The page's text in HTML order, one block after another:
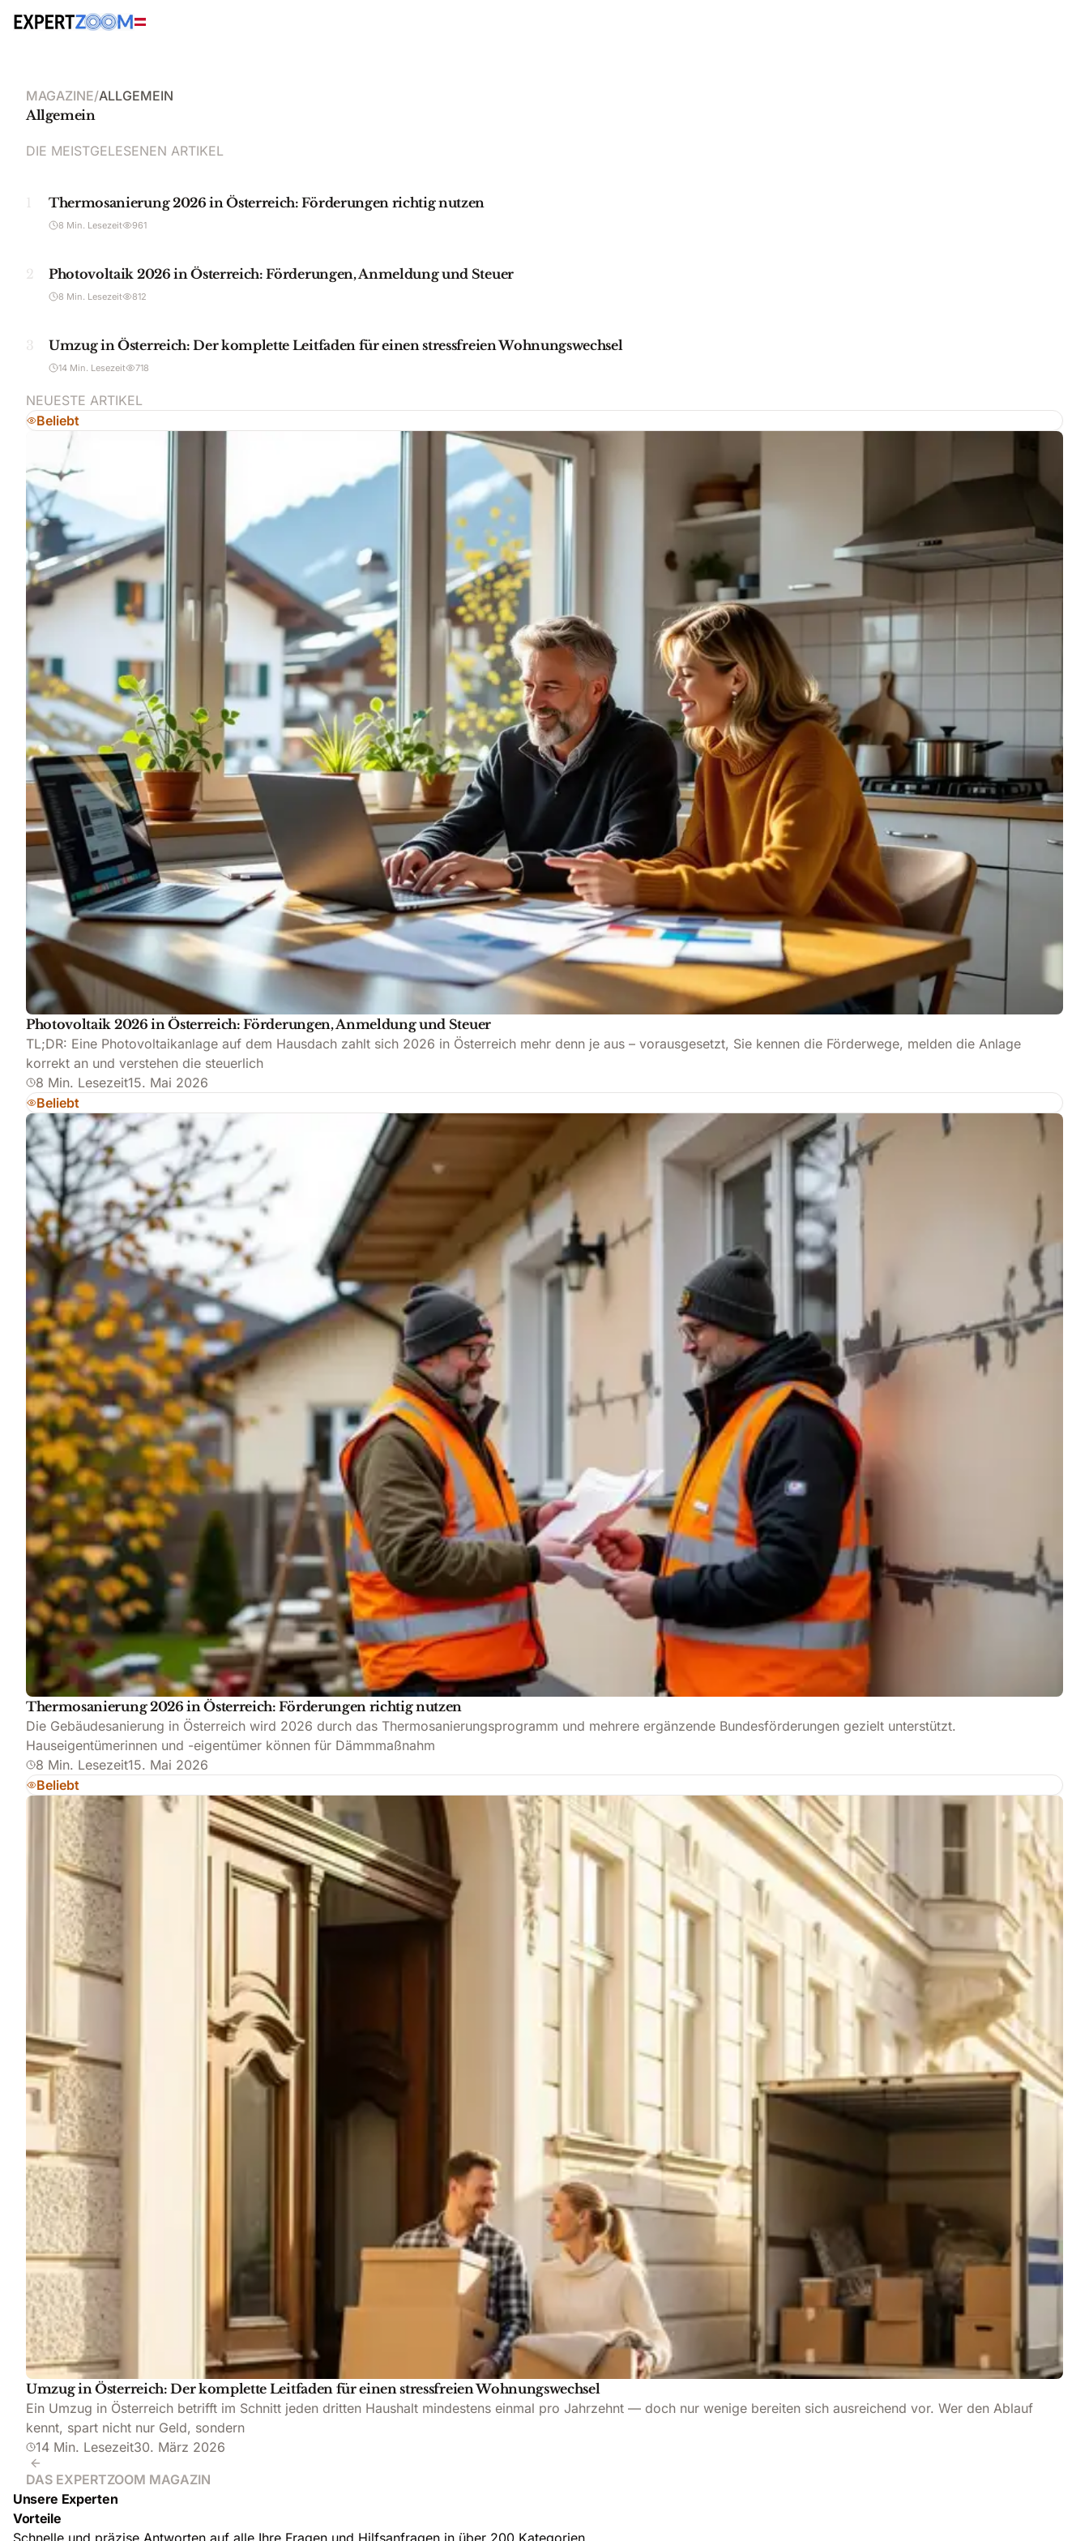
MAGAZINE/ALLGEMEIN
Allgemein
DIE MEISTGELESENEN ARTIKEL
1 Thermosanierung 2026 in Österreich: Förderungen richtig nutzen
8 Min. Lesezeit 961
2 Photovoltaik 2026 in Österreich: Förderungen, Anmeldung und Steuer
8 Min. Lesezeit 812
3 Umzug in Österreich: Der komplette Leitfaden für einen stressfreien Wohnungswechsel
14 Min. Lesezeit 718
NEUESTE ARTIKEL
Beliebt
Photovoltaik 2026 in Österreich: Förderungen, Anmeldung und Steuer
TL;DR: Eine Photovoltaikanlage auf dem Hausdach zahlt sich 2026 in Österreich mehr denn je aus – vorausgesetzt, Sie kennen die Förderwege, melden die Anlage
korrekt an und verstehen die steuerlich
8 Min. Lesezeit15. Mai 2026
Beliebt
Thermosanierung 2026 in Österreich: Förderungen richtig nutzen
Die Gebäudesanierung in Österreich wird 2026 durch das Thermosanierungsprogramm und mehrere ergänzende Bundesförderungen gezielt unterstützt.
Hauseigentümerinnen und -eigentümer können für Dämmmaßnahm
8 Min. Lesezeit15. Mai 2026
Beliebt
Umzug in Österreich: Der komplette Leitfaden für einen stressfreien Wohnungswechsel
Ein Umzug in Österreich betrifft im Schnitt jeden dritten Haushalt mindestens einmal pro Jahrzehnt — doch nur wenige bereiten sich ausreichend vor. Wer den Ablauf
kennt, spart nicht nur Geld, sondern
14 Min. Lesezeit30. März 2026
DAS EXPERTZOOM MAGAZIN
Unsere Experten
Vorteile
Schnelle und präzise Antworten auf alle Ihre Fragen und Hilfsanfragen in über 200 Kategorien.